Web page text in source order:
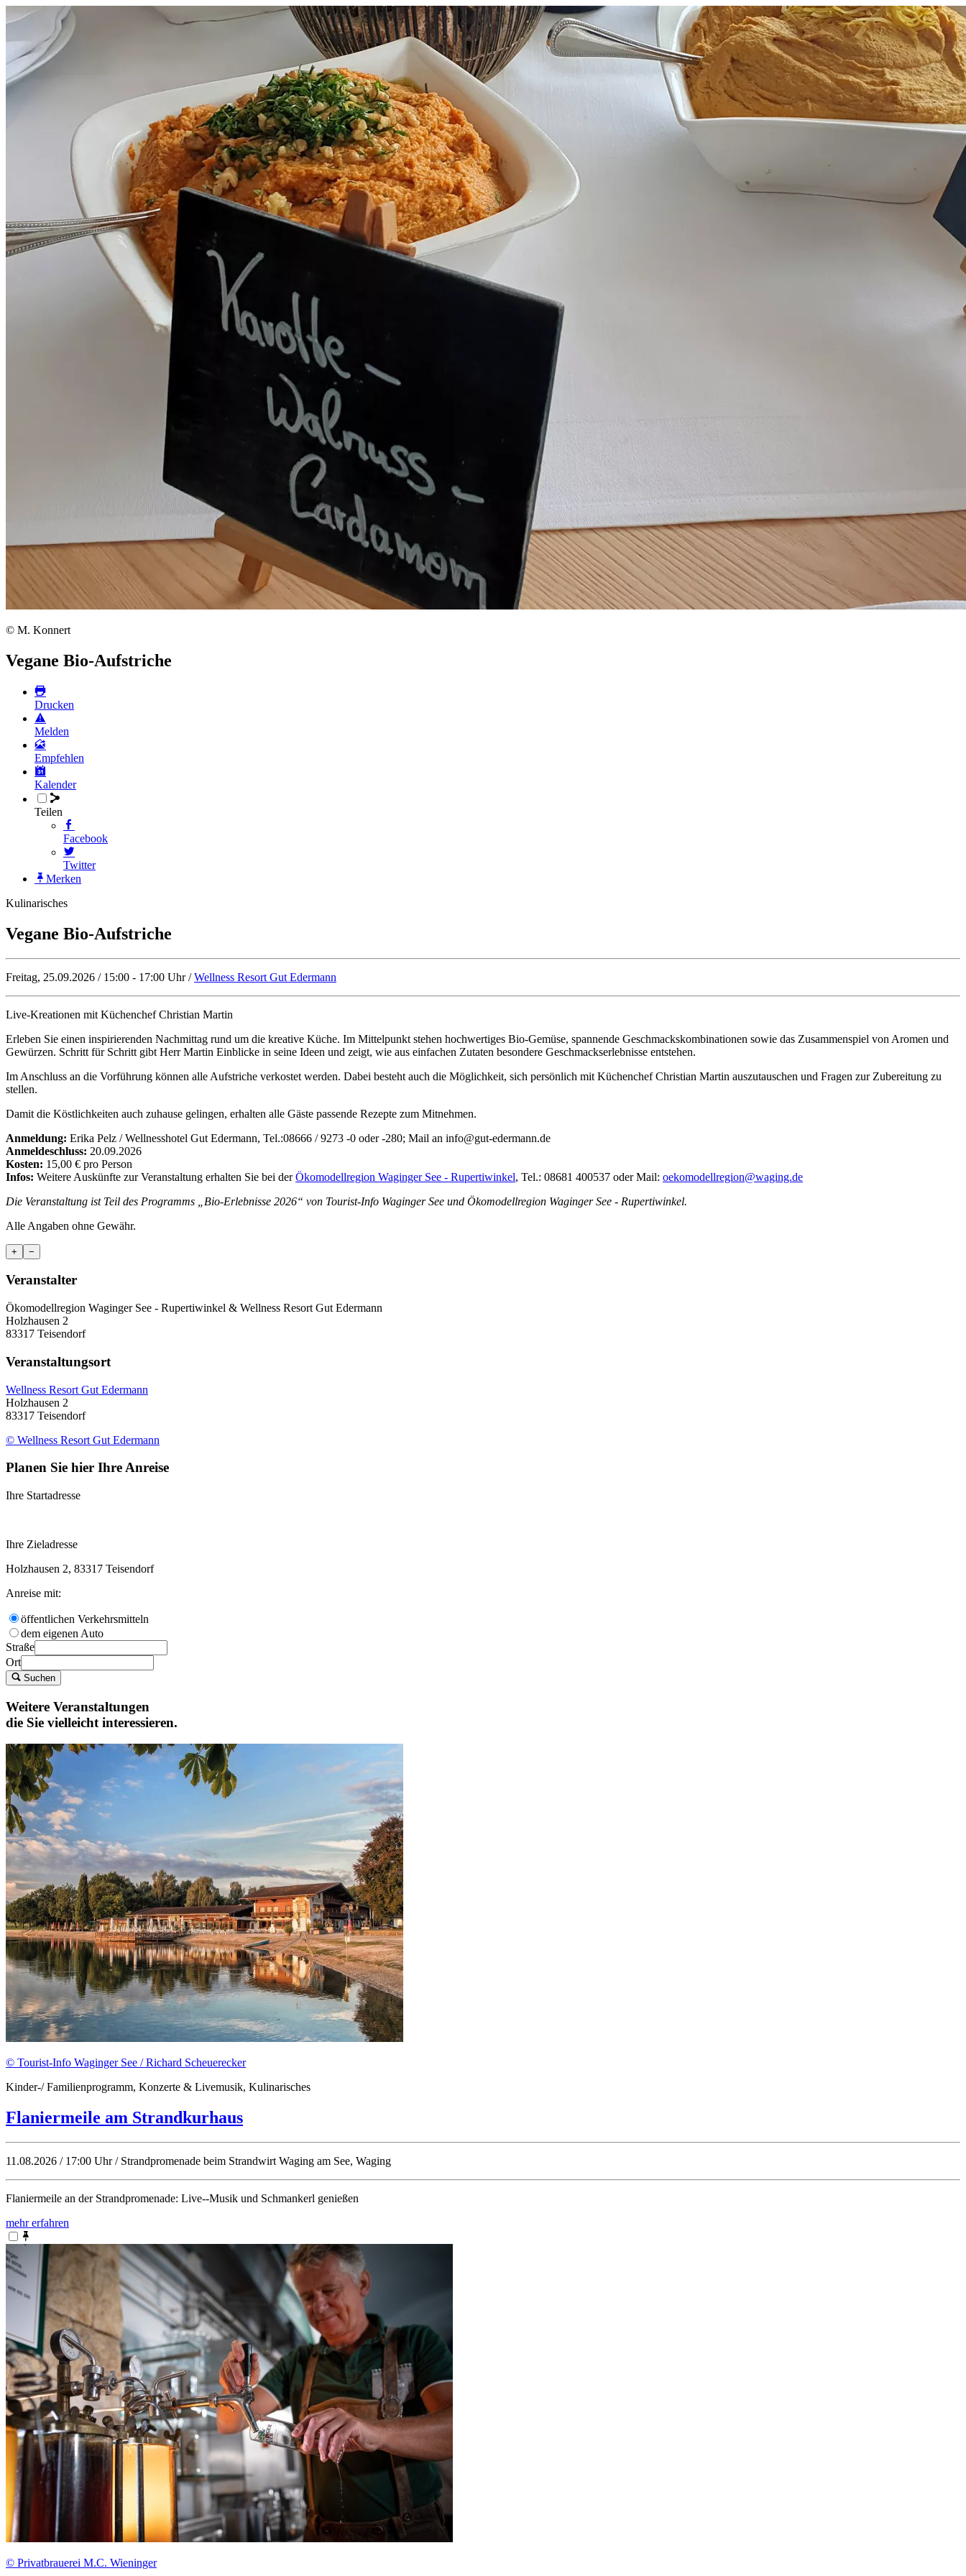
© M. Konnert
Vegane Bio-Aufstriche
Drucken
Melden
Empfehlen
Kalender
Teilen
Facebook
Twitter
Merken
Kulinarisches
Vegane Bio-Aufstriche
Freitag, 25.09.2026 / 15:00 - 17:00 Uhr /Wellness Resort Gut Edermann
Live-Kreationen mit Küchenchef Christian Martin
Erleben Sie einen inspirierenden Nachmittag rund um die kreative Küche. Im Mittelpunkt stehen hochwertiges Bio-Gemüse, spannende Geschmackskombinationen sowie das Zusammenspiel von Aromen und
Gewürzen. Schritt für Schritt gibt Herr Martin Einblicke in seine Ideen und zeigt, wie aus einfachen Zutaten besondere Geschmackserlebnisse entstehen.
Im Anschluss an die Vorführung können alle Aufstriche verkostet werden. Dabei besteht auch die Möglichkeit, sich persönlich mit Küchenchef Christian Martin auszutauschen und Fragen zur Zubereitung zu
stellen.
Damit die Köstlichkeiten auch zuhause gelingen, erhalten alle Gäste passende Rezepte zum Mitnehmen.
Anmeldung: Erika Pelz / Wellnesshotel Gut Edermann, Tel.:08666 / 9273 -0 oder -280; Mail an info@gut-edermann.de
Anmeldeschluss: 20.09.2026
Kosten: 15,00 € pro Person
Infos: Weitere Auskünfte zur Veranstaltung erhalten Sie bei derÖkomodellregion Waginger See - Rupertiwinkel, Tel.: 08681 400537 oder Mail: oekomodellregion@waging.de
Die Veranstaltung ist Teil des Programms „Bio-Erlebnisse 2026“ von Tourist-Info Waginger See und Ökomodellregion Waginger See - Rupertiwinkel.
Alle Angaben ohne Gewähr.
+ −
Veranstalter
Ökomodellregion Waginger See - Rupertiwinkel & Wellness Resort Gut Edermann
Holzhausen 2
83317 Teisendorf
Veranstaltungsort
Wellness Resort Gut Edermann
Holzhausen 2
83317 Teisendorf
© Wellness Resort Gut Edermann
Planen Sie hier Ihre Anreise
Ihre Startadresse
Ihre Zieladresse
Holzhausen 2, 83317 Teisendorf
Anreise mit:
öffentlichen Verkehrsmitteln
dem eigenen Auto
Straße
Ort
Suchen
Weitere Veranstaltungen
die Sie vielleicht interessieren.
© Tourist-Info Waginger See / Richard Scheuerecker
Kinder-/ Familienprogramm, Konzerte & Livemusik, Kulinarisches
Flaniermeile am Strandkurhaus
11.08.2026 / 17:00 Uhr / Strandpromenade beim Strandwirt Waging am See, Waging
Flaniermeile an der Strandpromenade: Live--Musik und Schmankerl genießen
mehr erfahren
© Privatbrauerei M.C. Wieninger